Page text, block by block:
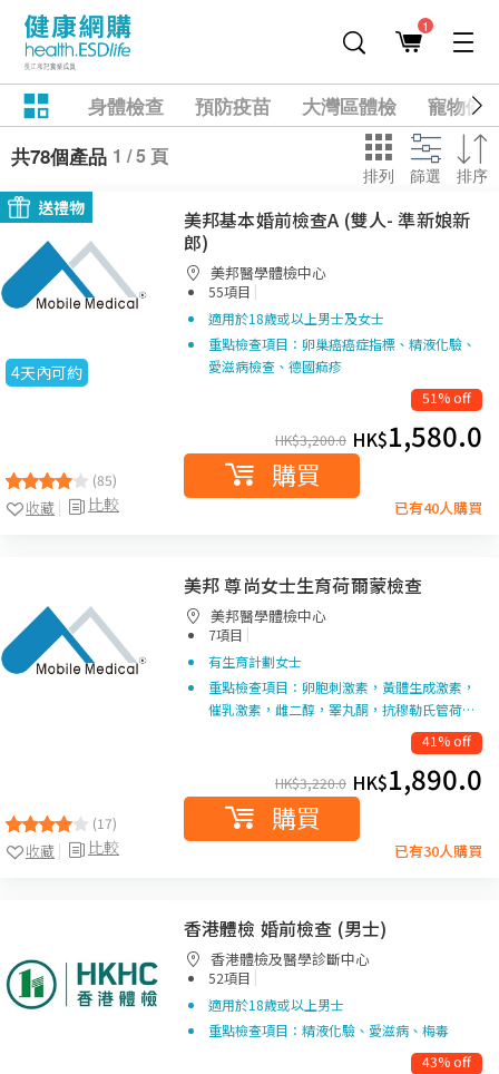
1
身體檢查 預防疫苗 大灣區體檢
寵物健
共78個產品 1 / 5 頁
排列 篩選
排序
送禮物
4天內可約
(85)
比較
收藏
美邦基本婚前檢查A (雙人- 準新娘新
郎)
美邦醫學體檢中心
55項目 |
適用於18歲或以上男士及女士
重點檢查項目：卵巢癌癌症指標、精液化驗、
愛滋病檢查、德國痲疹
51% off
HK$3,200.0 HK$1,580.0
購買
已有40人購買
(17)
比較
收藏
美邦 尊尚女士生育荷爾蒙檢查
美邦醫學體檢中心
7項目 |
有生育計劃女士
重點檢查項目：卵胞刺激素，黃體生成激素，
催乳激素，雌二醇，睪丸酮，抗穆勒氏管荷…
41% off
HK$3,220.0 HK$1,890.0
購買
已有30人購買
香港體檢 婚前檢查 (男士)
香港體檢及醫學診斷中心
52項目 |
適用於18歲或以上男士
重點檢查項目：精液化驗、愛滋病、梅毒
43% off